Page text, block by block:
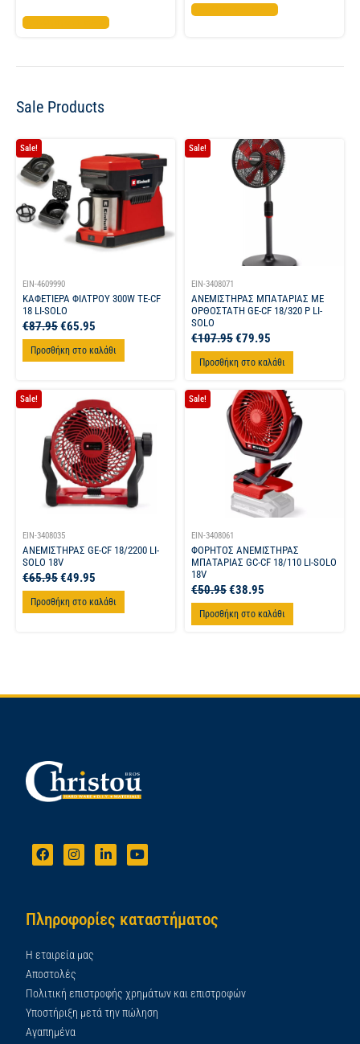
Προσθήκη στο καλάθι
Προσθήκη στο καλάθι
Sale Products
Sale!
EIN-4609990
ΚΑΦΕΤΙΕΡΑ ΦΙΛΤΡΟΥ 300W TE-CF
18 LI-SOLO
€87.95€65.95
Προσθήκη στο καλάθι
Sale!
EIN-3408071
ΑΝΕΜΙΣΤΗΡΑΣ ΜΠΑΤΑΡΙΑΣ ΜΕ
ΟΡΘΟΣΤΑΤΗ GE-CF 18/320 P LI-
SOLO
€107.95€79.95
Προσθήκη στο καλάθι
Sale!
EIN-3408035
ΑΝΕΜΙΣΤΗΡΑΣ GE-CF 18/2200 LI-
SOLO 18V
€65.95€49.95
Προσθήκη στο καλάθι
Sale!
EIN-3408061
ΦΟΡΗΤΟΣ ΑΝΕΜΙΣΤΗΡΑΣ
ΜΠΑΤΑΡΙΑΣ GC-CF 18/110 LI-SOLO
18V
€50.95€38.95
Προσθήκη στο καλάθι
Πληροφορίες καταστήματος
Η εταιρεία μας
Αποστολές
Πολιτική επιστροφής χρημάτων και επιστροφών
Υποστήριξη μετά την πώληση
Αγαπημένα